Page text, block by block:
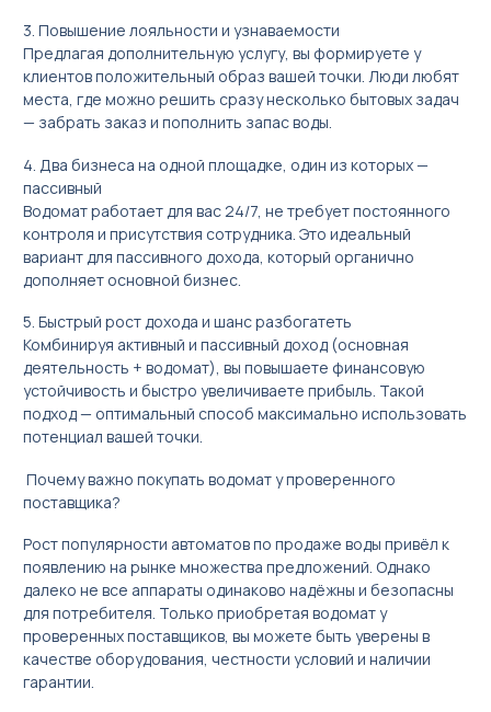
3. Повышение лояльности и узнаваемости
Предлагая дополнительную услугу, вы формируете у
клиентов положительный образ вашей точки. Люди любят
места, где можно решить сразу несколько бытовых задач
— забрать заказ и пополнить запас воды.
4. Два бизнеса на одной площадке, один из которых —
пассивный
Водомат работает для вас 24/7, не требует постоянного
контроля и присутствия сотрудника. Это идеальный
вариант для пассивного дохода, который органично
дополняет основной бизнес.
5. Быстрый рост дохода и шанс разбогатеть
Комбинируя активный и пассивный доход (основная
деятельность + водомат), вы повышаете финансовую
устойчивость и быстро увеличиваете прибыль. Такой
подход — оптимальный способ максимально использовать
потенциал вашей точки.
Почему важно покупать водомат у проверенного
поставщика?
Рост популярности автоматов по продаже воды привёл к
появлению на рынке множества предложений. Однако
далеко не все аппараты одинаково надёжны и безопасны
для потребителя. Только приобретая водомат у
проверенных поставщиков, вы можете быть уверены в
качестве оборудования, честности условий и наличии
гарантии.